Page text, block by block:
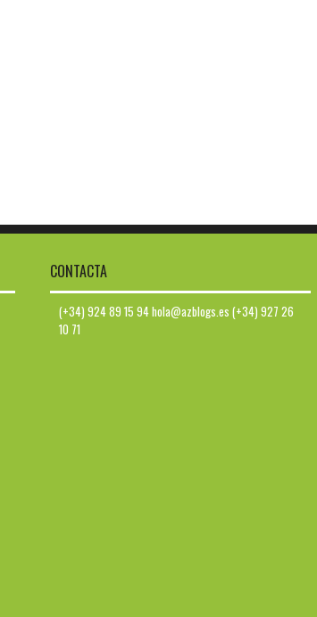
CONTACTA
(+34) 924 89 15 94 hola@azblogs.es (+34) 927 26
10 71